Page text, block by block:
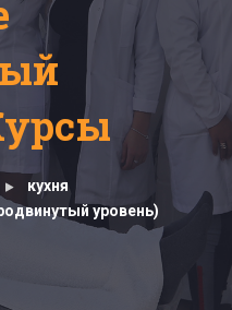
кухня
уровень)